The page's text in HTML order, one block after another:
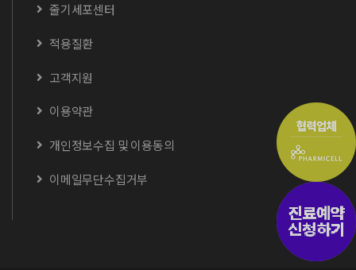
줄기세포센터
적용질환
고객지원
이용약관
개인정보수집 및 이용동의
이메일무단수집거부